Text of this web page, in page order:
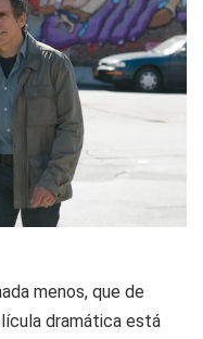
menos, que de
dramática está